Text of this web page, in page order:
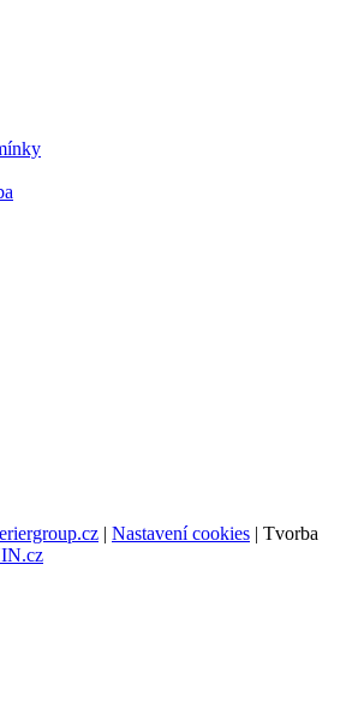
| Nastavení cookies | Tvorba